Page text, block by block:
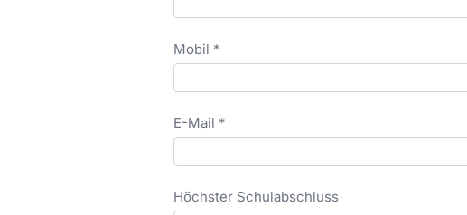
Mobil *
E-Mail *
Höchster Schulabschluss